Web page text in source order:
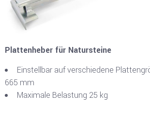
Plattenheber für Natursteine
Einstellbar auf verschiedene
665 mm
Maximale Belastung 25 kg